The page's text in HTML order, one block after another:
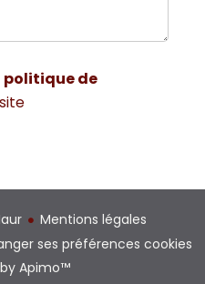
politique de
Mentions légales
ses préférences cookies
Apimo™